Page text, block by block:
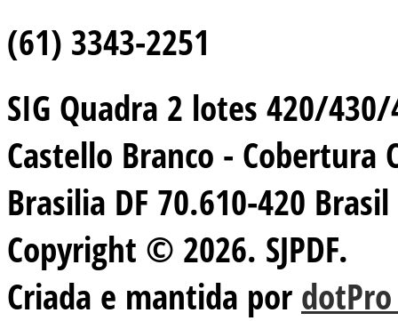
(61) 3343-2251
SIG Quadra 2 lotes 420/
Castello Branco - Cobertura
Brasilia DF 70.610-420 Brasil
Copyright © 2026. SJPDF.
Criada e mantida por